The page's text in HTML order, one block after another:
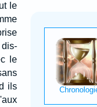
le
le
ils